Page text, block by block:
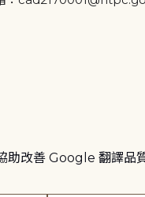
助改善 Google 翻譯品